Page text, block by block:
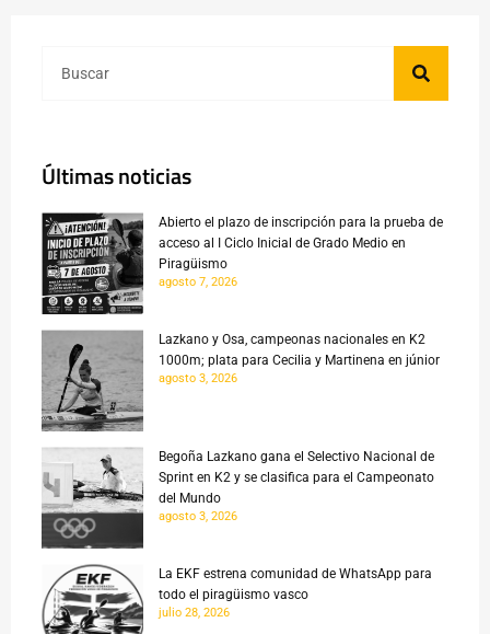
Últimas noticias
Abierto el plazo de inscripción para la prueba de
acceso al I Ciclo Inicial de Grado Medio en
Piragüismo
agosto 7, 2026
Lazkano y Osa, campeonas nacionales en K2
1000m; plata para Cecilia y Martinena en júnior
agosto 3, 2026
Begoña Lazkano gana el Selectivo Nacional de
Sprint en K2 y se clasifica para el Campeonato
del Mundo
agosto 3, 2026
La EKF estrena comunidad de WhatsApp para
todo el piragüismo vasco
julio 28, 2026